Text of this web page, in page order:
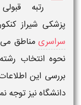
رتبه
پزشکی شیراز کنکور ۱۴۰۳ -
سراسری مناطق می
نحوه انتخاب
بررسی این
دانشگاهنیز توجه